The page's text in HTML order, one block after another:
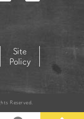
Site
Policy
Reserved.